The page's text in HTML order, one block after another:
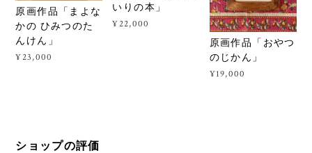
原画作品「まよな
かの ひみつのた
んけん」
¥23,000
いりの本」
¥22,000
原画作品「おやつ
のじかん」
¥19,000
ショップの評価